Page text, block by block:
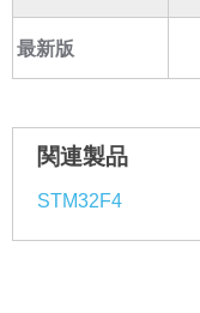
最新版
関連製品
STM32F4